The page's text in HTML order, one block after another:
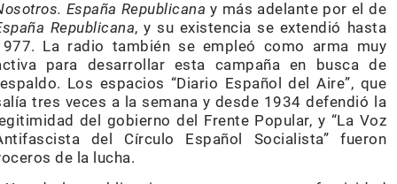
España Republicana y más adelante por el de
Republicana, y su existencia se extendió hasta
La radio también se empleó como arma muy
para desarrollar esta campaña en busca de
Los espacios “Diario Español del Aire”, que
tres veces a la semana y desde 1934 defendió la
del gobierno del Frente Popular, y “La Voz
del Círculo Español Socialista” fueron
de la lucha.